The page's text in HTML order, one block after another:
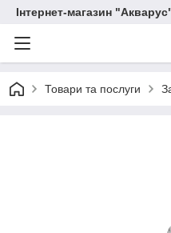
Інтернет-магазин
Товари та послуги